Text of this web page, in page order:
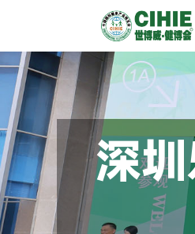
深